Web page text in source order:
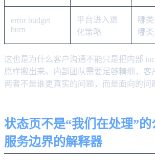
error budget
burn
平台进入退
化策略
哪
哪
这也是为什么客户沟通不能只是把内部
原样搬出来。内部团队需要足够精细，客
两者不是谁更真实的问题，而是面向的问
状态页不是“我们在处理”
服务边界的解释器